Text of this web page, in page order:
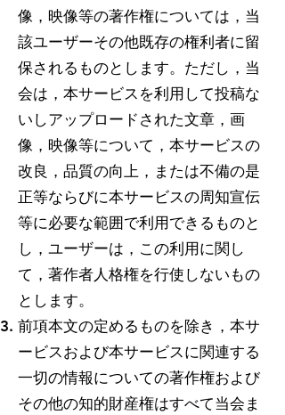
像，映像等の著作権については，当
該ユーザーその他既存の権利者に留
保されるものとします。ただし，当
会は，本サービスを利用して投稿な
いしアップロードされた文章，画
像，映像等について，本サービスの
改良，品質の向上，または不備の是
正等ならびに本サービスの周知宣伝
等に必要な範囲で利用できるものと
し，ユーザーは，この利用に関し
て，著作者人格権を行使しないもの
とします。
前項本文の定めるものを除き，本サ
ービスおよび本サービスに関連する
一切の情報についての著作権および
その他の知的財産権はすべて当会ま